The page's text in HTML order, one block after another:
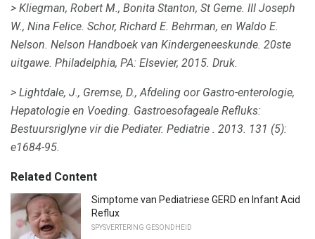
> Kliegman, Robert M., Bonita Stanton, St Geme. III Joseph
W., Nina Felice. Schor, Richard E. Behrman, en Waldo E.
Nelson. Nelson Handboek van Kindergeneeskunde. 20ste
uitgawe. Philadelphia, PA: Elsevier, 2015. Druk.
> Lightdale, J., Gremse, D., Afdeling oor Gastro-enterologie,
Hepatologie en Voeding. Gastroesofageale Refluks:
Bestuursriglyne vir die Pediater. Pediatrie . 2013. 131 (5):
e1684-95.
Related Content
Simptome van Pediatriese GERD en Infant Acid
Reflux
SPYSVERTERING GESONDHEID